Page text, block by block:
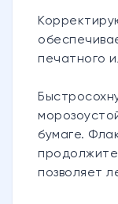
печатного
бумаге.
позволяет